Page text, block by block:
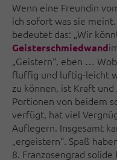
Wenn eine Freundin
ich sofort was sie
bedeutet das: „Wir
Geisterschmiedwand
„Geistern“, eben …
fluffig und luftig-leicht
zu können, ist Kraft
Portionen von beidem
verfügt, hat viel
Auflegern. Insgesamt
„ergeistern“. Spaß
8. Franzosengrad